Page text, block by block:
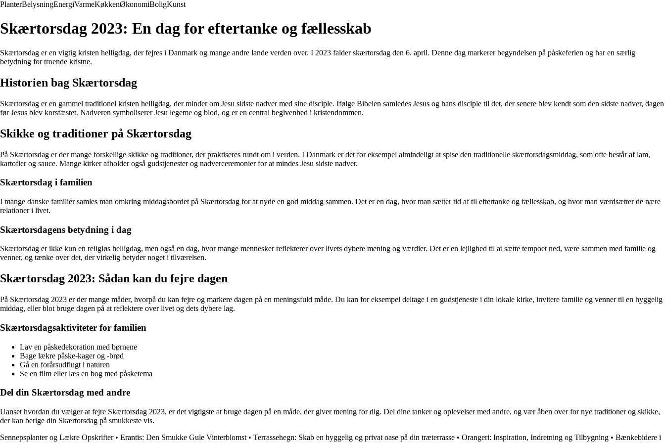
PlanterBelysningEnergiVarmeKøkkenØkonomiBoligKunst
Skærtorsdag 2023: En dag for eftertanke og fællesskab
Skærtorsdag er en vigtig kristen helligdag, der fejres i Danmark og mange andre lande verden over. I 2023 falder skærtorsdag den 6. april. Denne dag markerer begyndelsen på påskeferien og har en særlig
betydning for troende kristne.
Historien bag Skærtorsdag
Skærtorsdag er en gammel traditionel kristen helligdag, der minder om Jesu sidste nadver med sine disciple. Ifølge Bibelen samledes Jesus og hans disciple til det, der senere blev kendt som den sidste nadver, dagen
før Jesus blev korsfæstet. Nadveren symboliserer Jesu legeme og blod, og er en central begivenhed i kristendommen.
Skikke og traditioner på Skærtorsdag
På Skærtorsdag er der mange forskellige skikke og traditioner, der praktiseres rundt om i verden. I Danmark er det for eksempel almindeligt at spise den traditionelle skærtorsdagsmiddag, som ofte består af lam,
kartofler og sauce. Mange kirker afholder også gudstjenester og nadverceremonier for at mindes Jesu sidste nadver.
Skærtorsdag i familien
I mange danske familier samles man omkring middagsbordet på Skærtorsdag for at nyde en god middag sammen. Det er en dag, hvor man sætter tid af til eftertanke og fællesskab, og hvor man værdsætter de nære
relationer i livet.
Skærtorsdagens betydning i dag
Skærtorsdag er ikke kun en religiøs helligdag, men også en dag, hvor mange mennesker reflekterer over livets dybere mening og værdier. Det er en lejlighed til at sætte tempoet ned, være sammen med familie og
venner, og tænke over det, der virkelig betyder noget i tilværelsen.
Skærtorsdag 2023: Sådan kan du fejre dagen
På Skærtorsdag 2023 er der mange måder, hvorpå du kan fejre og markere dagen på en meningsfuld måde. Du kan for eksempel deltage i en gudstjeneste i din lokale kirke, invitere familie og venner til en hyggelig
middag, eller blot bruge dagen på at reflektere over livet og dets dybere lag.
Skærtorsdagsaktiviteter for familien
Lav en påskedekoration med børnene
Bage lækre påske-kager og -brød
Gå en forårsudflugt i naturen
Se en film eller læs en bog med påsketema
Del din Skærtorsdag med andre
Uanset hvordan du vælger at fejre Skærtorsdag 2023, er det vigtigste at bruge dagen på en måde, der giver mening for dig. Del dine tanker og oplevelser med andre, og vær åben over for nye traditioner og skikke,
der kan berige din Skærtorsdag på smukkeste vis.
Sennepsplanter og Lækre Opskrifter• Erantis: Den Smukke Gule Vinterblomst • Terrassehegn: Skab en hyggelig og privat oase på din træterrasse • Orangeri: Inspiration, Indretning og Tilbygning • Bænkebidere i